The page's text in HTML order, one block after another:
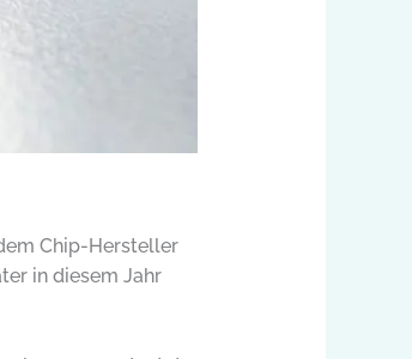
Chip-Hersteller
in diesem Jahr